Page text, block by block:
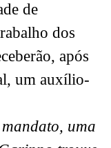
de
dos
após
um auxílio-
uma